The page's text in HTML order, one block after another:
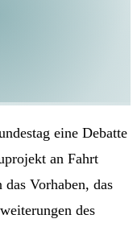
eine Debatte
an Fahrt
Vorhaben, das
des